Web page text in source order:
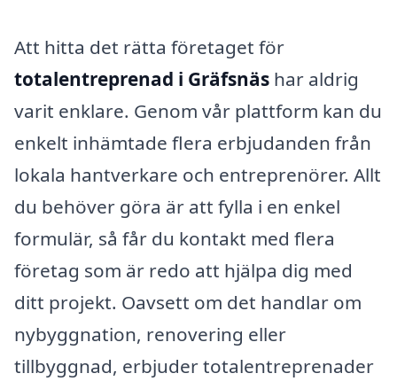
Att hitta det rätta företaget för
totalentreprenad i Gräfsnäs har aldrig
varit enklare. Genom vår plattform kan du
enkelt inhämtade flera erbjudanden från
lokala hantverkare och entreprenörer. Allt
du behöver göra är att fylla i en enkel
formulär, så får du kontakt med flera
företag som är redo att hjälpa dig med
ditt projekt. Oavsett om det handlar om
nybyggnation, renovering eller
tillbyggnad, erbjuder totalentreprenader